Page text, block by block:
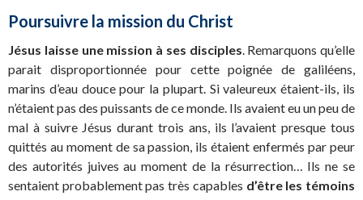
Poursuivre la mission du Christ
Jésus laisse une mission à ses disciples. Remarquons qu’elle
parait disproportionnée pour cette poignée de galiléens,
marins d’eau douce pour la plupart. Si valeureux étaient-ils, ils
n’étaient pas des puissants de ce monde. Ils avaient eu un peu de
mal à suivre Jésus durant trois ans, ils l’avaient presque tous
quittés au moment de sa passion, ils étaient enfermés par peur
des autorités juives au moment de la résurrection… Ils ne se
sentaient probablement pas très capables d’être les témoins